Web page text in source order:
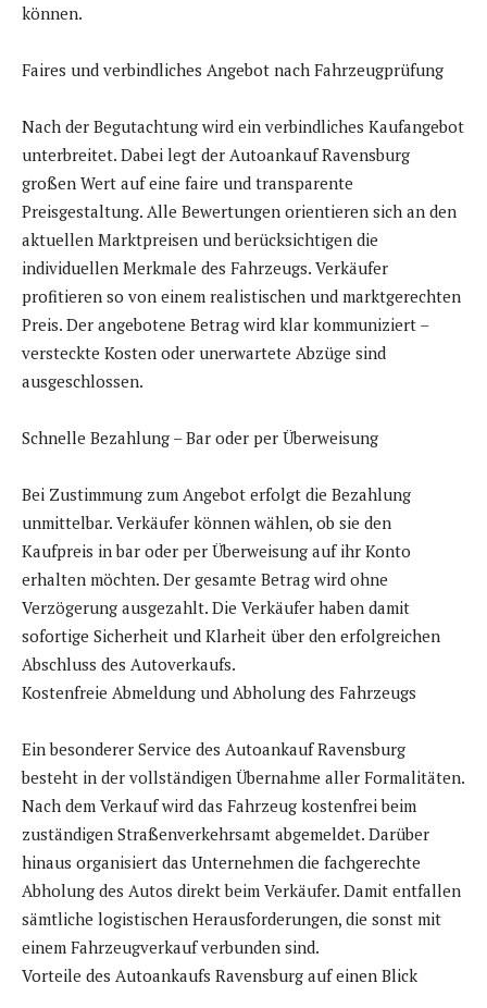
können.
Faires und verbindliches Angebot nach Fahrzeugprüfung
Nach der Begutachtung wird ein verbindliches Kaufangebot
unterbreitet. Dabei legt der Autoankauf Ravensburg
großen Wert auf eine faire und transparente
Preisgestaltung. Alle Bewertungen orientieren sich an den
aktuellen Marktpreisen und berücksichtigen die
individuellen Merkmale des Fahrzeugs. Verkäufer
profitieren so von einem realistischen und marktgerechten
Preis. Der angebotene Betrag wird klar kommuniziert –
versteckte Kosten oder unerwartete Abzüge sind
ausgeschlossen.
Schnelle Bezahlung – Bar oder per Überweisung
Bei Zustimmung zum Angebot erfolgt die Bezahlung
unmittelbar. Verkäufer können wählen, ob sie den
Kaufpreis in bar oder per Überweisung auf ihr Konto
erhalten möchten. Der gesamte Betrag wird ohne
Verzögerung ausgezahlt. Die Verkäufer haben damit
sofortige Sicherheit und Klarheit über den erfolgreichen
Abschluss des Autoverkaufs.
Kostenfreie Abmeldung und Abholung des Fahrzeugs
Ein besonderer Service des Autoankauf Ravensburg
besteht in der vollständigen Übernahme aller Formalitäten.
Nach dem Verkauf wird das Fahrzeug kostenfrei beim
zuständigen Straßenverkehrsamt abgemeldet. Darüber
hinaus organisiert das Unternehmen die fachgerechte
Abholung des Autos direkt beim Verkäufer. Damit entfallen
sämtliche logistischen Herausforderungen, die sonst mit
einem Fahrzeugverkauf verbunden sind.
Vorteile des Autoankaufs Ravensburg auf einen Blick